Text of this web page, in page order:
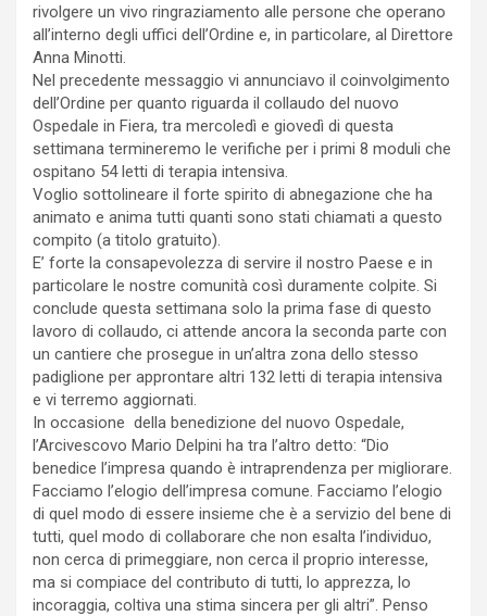
rivolgere un vivo ringraziamento alle persone che operano
all’interno degli uffici dell’Ordine e, in particolare, al Direttore
Anna Minotti.
Nel precedente messaggio vi annunciavo il coinvolgimento
dell’Ordine per quanto riguarda il collaudo del nuovo
Ospedale in Fiera, tra mercoledì e giovedì di questa
settimana termineremo le verifiche per i primi 8 moduli che
ospitano 54 letti di terapia intensiva.
Voglio sottolineare il forte spirito di abnegazione che ha
animato e anima tutti quanti sono stati chiamati a questo
compito (a titolo gratuito).
E’ forte la consapevolezza di servire il nostro Paese e in
particolare le nostre comunità così duramente colpite. Si
conclude questa settimana solo la prima fase di questo
lavoro di collaudo, ci attende ancora la seconda parte con
un cantiere che prosegue in un’altra zona dello stesso
padiglione per approntare altri 132 letti di terapia intensiva
e vi terremo aggiornati.
In occasione della benedizione del nuovo Ospedale,
l’Arcivescovo Mario Delpini ha tra l’altro detto: “Dio
benedice l’impresa quando è intraprendenza per migliorare.
Facciamo l’elogio dell’impresa comune. Facciamo l’elogio
di quel modo di essere insieme che è a servizio del bene di
tutti, quel modo di collaborare che non esalta l’individuo,
non cerca di primeggiare, non cerca il proprio interesse,
ma si compiace del contributo di tutti, lo apprezza, lo
incoraggia, coltiva una stima sincera per gli altri”. Penso